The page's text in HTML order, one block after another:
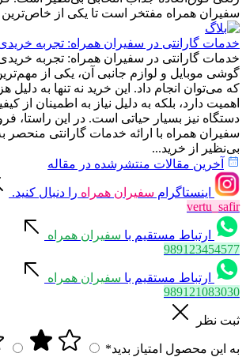
سفیران همراه مفتخر است تا یکی از
خدمات گارانتی در سفیران همراه: تجربه
خدمات گارانتی در سفیران همراه: تجربه
گوشی موبایل و لوازم جانبی آن، یکی از
که می‌توان انجام داد. این خرید نه تنها به دلیل
اهمیت دارد، بلکه به دلیل نیاز به اطمینان از
دستگاه نیز بسیار حیاتی است. در این راستا،
سفیران همراه با ارائه خدمات گارانتی منحصر
بی‌نظیر از خرید...
آخرین مقالات منتشرشده در مقاله
اینستاگرام سفیران همراه را دنبال کنید.
vertu_safir
ارتباط مستقیم با سفیران همراه
989123454577
ارتباط مستقیم با سفیران همراه
989121083030
ثبت نظر
به این محصول امتیاز بدید*